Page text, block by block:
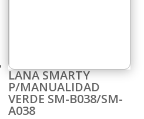
LANA SMARTY
P/MANUALIDAD
VERDE SM-B038/SM-
A038